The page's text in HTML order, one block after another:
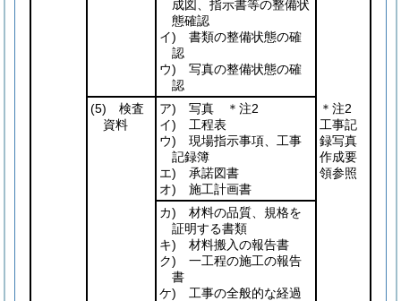
成図、指示書等の整備状
態確認
イ) 書類の整備状態の確
認
ウ) 写真の整備状態の確
認
(5) 検査
資料
ア) 写真 ＊注2
イ) 工程表
ウ) 現場指示事項、工事
記録簿
エ) 承諾図書
オ) 施工計画書
＊注2
工事記
録写真
作成要
領参照
カ) 材料の品質、規格を
証明する書類
キ) 材料搬入の報告書
ク) 一工程の施工の報告
書
ケ) 工事の全般的な経過